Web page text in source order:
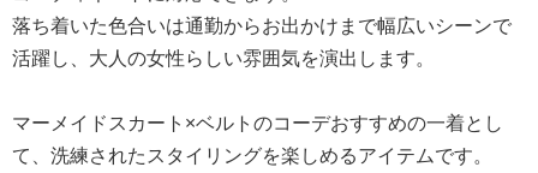
落ち着いた色合いは通勤からお出かけまで幅広いシーンで
活躍し、大人の女性らしい雰囲気を演出します。
マーメイドスカート×ベルトのコーデおすすめの一着とし
て、洗練されたスタイリングを楽しめるアイテムです。